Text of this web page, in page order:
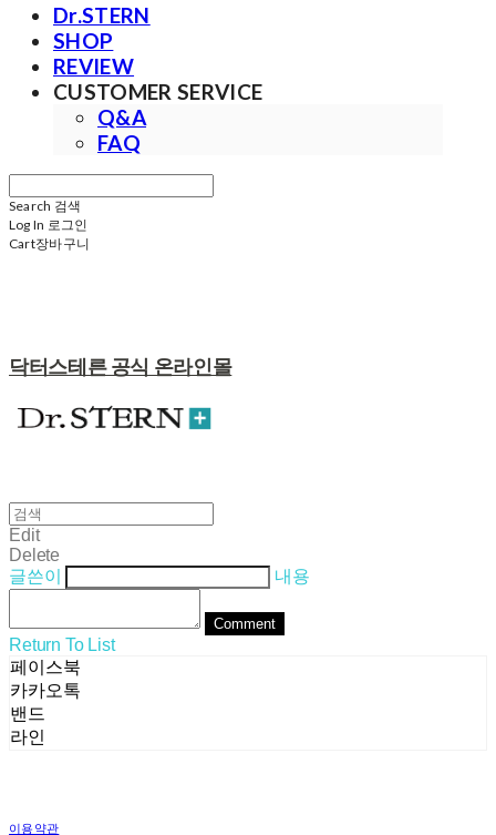
Dr.STERN
SHOP
REVIEW
CUSTOMER SERVICE
Q&A
FAQ
Search 검색
Log In 로그인
Cart장바구니
닥터스테른 공식 온라인몰
Edit
Delete
글쓴이
내용
Comment
Return To List
페이스북
카카오톡
밴드
라인
이용약관